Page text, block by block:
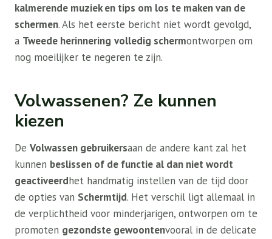
kalmerende muziek en tips om los te maken van de
schermen. Als het eerste bericht niet wordt gevolgd,
a Tweede herinnering volledig schermontworpen om
nog moeilijker te negeren te zijn.
Volwassenen? Ze kunnen
kiezen
De Volwassen gebruikersaan de andere kant zal het
kunnen beslissen of de functie al dan niet wordt
geactiveerdhet handmatig instellen van de tijd door
de opties van Schermtijd. Het verschil ligt allemaal in
de verplichtheid voor minderjarigen, ontworpen om te
promoten gezondste gewoontenvooral in de delicate